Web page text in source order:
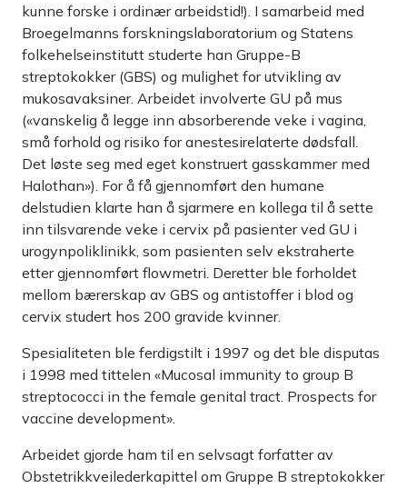
kunne forske i ordinær arbeidstid!). I samarbeid med
Broegelmanns forskningslaboratorium og Statens
folkehelseinstitutt studerte han Gruppe-B
streptokokker (GBS) og mulighet for utvikling av
mukosavaksiner. Arbeidet involverte GU på mus
(«vanskelig å legge inn absorberende veke i vagina,
små forhold og risiko for anestesirelaterte dødsfall.
Det løste seg med eget konstruert gasskammer med
Halothan»). For å få gjennomført den humane
delstudien klarte han å sjarmere en kollega til å sette
inn tilsvarende veke i cervix på pasienter ved GU i
urogynpoliklinikk, som pasienten selv ekstraherte
etter gjennomført flowmetri. Deretter ble forholdet
mellom bærerskap av GBS og antistoffer i blod og
cervix studert hos 200 gravide kvinner.
Spesialiteten ble ferdigstilt i 1997 og det ble disputas
i 1998 med tittelen «Mucosal immunity to group B
streptococci in the female genital tract. Prospects for
vaccine development».
Arbeidet gjorde ham til en selvsagt forfatter av
Obstetrikkveileder­kapittel om Gruppe B streptokokker